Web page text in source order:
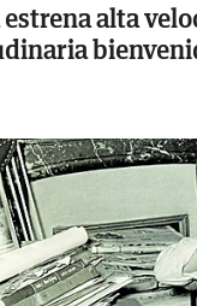
alta